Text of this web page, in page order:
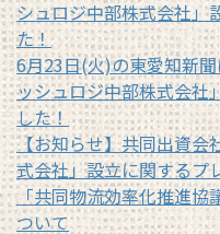
シュロジ中部株式会社」
た！
6月23日(火)の東愛知新
ッシュロジ中部株式会社
した！
【お知らせ】共同出資会
式会社」設立に関するプ
「共同物流効率化推進協
ついて